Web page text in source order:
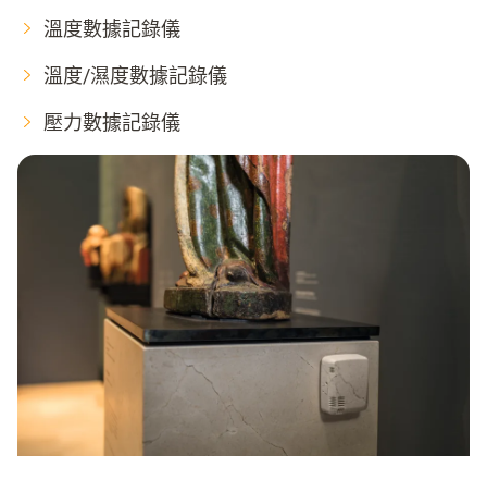
溫度數據記錄儀
溫度/濕度數據記錄儀
壓力數據記錄儀